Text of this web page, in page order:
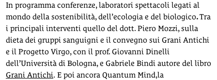
In programma conferenze, laboratori spettacoli legati al
mondo della sostenibilità, dell’ecologia e del biologico.Tra
i principali interventi quello del dott. Piero Mozzi, sulla
dieta dei gruppi sanguigni e il convegno sui Grani Antichi
e il Progetto Virgo, con il prof. Giovanni Dinelli
dell’Università di Bologna, e Gabriele Bindi autore del libro
Grani Antichi. E poi ancora Quantum Mind,la